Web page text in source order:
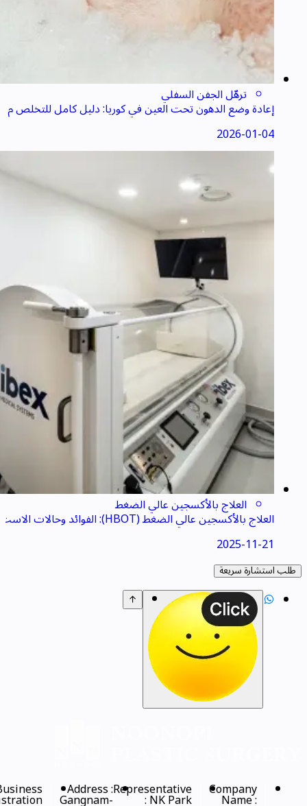
ترهّل الجفن السفلي
إعادة وضع الدهون تحت العين في كوريا: دليل كامل للتخلص م
ن العيون المتعبة
2026-01-04
العلاج بالأكسجين عالي الضغط
العلاج بالأكسجين عالي الضغط (HBOT): الفوائد وحالات الاست
خدام والنتائج الفعلية
2025-11-21
طلب استشارة سريعة


Company
Name :
Representative
: NK Park
Address :
Gangnam-